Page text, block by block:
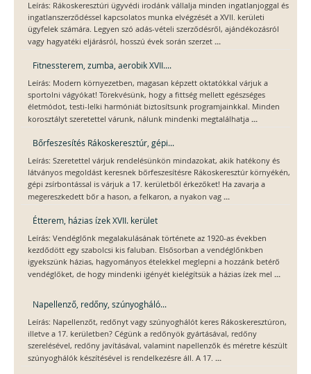
Leírás: Rákoskeresztúri ügyvédi irodánk vállalja minden ingatlanjoggal és
ingatlanszerződéssel kapcsolatos munka elvégzését a XVII. kerületi
ügyfelek számára. Legyen szó adás-vételi szerződésről, ajándékozásról
vagy hagyatéki eljárásról, hosszú évek során szerzet ...
Fitnessterem, zumba, aerobik XVII....
Leírás: Modern környezetben, magasan képzett oktatókkal várjuk a
sportolni vágyókat! Törekvésünk, hogy a fittség mellett egészséges
életmódot, testi-lelki harmóniát biztosítsunk programjainkkal. Minden
korosztályt szeretettel várunk, nálunk mindenki megtalálhatja ...
Bőrfeszesítés Rákoskeresztúr, gépi...
Leírás: Szeretettel várjuk rendelésünkön mindazokat, akik hatékony és
látványos megoldást keresnek bőrfeszesítésre Rákoskeresztúr környékén,
gépi zsírbontással is várjuk a 17. kerületből érkezőket! Ha zavarja a
megereszkedett bőr a hason, a felkaron, a nyakon vag ...
Étterem, házias ízek XVII. kerület
Leírás: Vendéglőnk megalakulásának története az 1920-as években
kezdődött egy szabolcsi kis faluban. Elsősorban a vendéglőnkben
igyekszünk házias, hagyományos ételekkel meglepni a hozzánk betérő
vendéglőket, de hogy mindenki igényét kielégítsük a házias ízek mel ...
Napellenző, redőny, szúnyogháló...
Leírás: Napellenzőt, redőnyt vagy szúnyoghálót keres Rákoskeresztúron,
illetve a 17. kerületben? Cégünk a redőnyök gyártásával, redőny
szerelésével, redőny javításával, valamint napellenzők és méretre készült
szúnyoghálók készítésével is rendelkezésre áll. A 17. ...